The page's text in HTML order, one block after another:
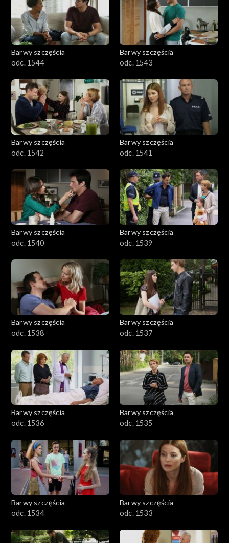
Barwy szczęścia
odc. 1544
Barwy szczęścia
odc. 1543
Barwy szczęścia
odc. 1542
Barwy szczęścia
odc. 1541
Barwy szczęścia
odc. 1540
Barwy szczęścia
odc. 1539
Barwy szczęścia
odc. 1538
Barwy szczęścia
odc. 1537
Barwy szczęścia
odc. 1536
Barwy szczęścia
odc. 1535
Barwy szczęścia
odc. 1534
Barwy szczęścia
odc. 1533